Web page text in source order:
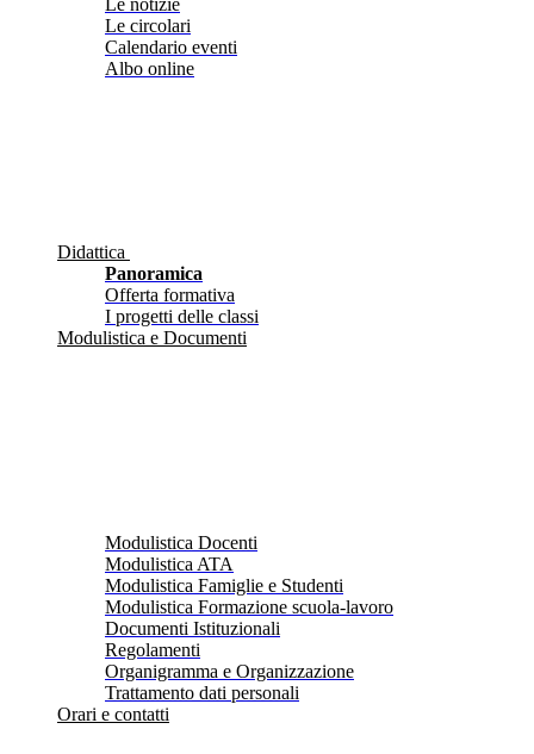
Le notizie
Le circolari
Calendario eventi
Albo online
Didattica
Panoramica
Offerta formativa
I progetti delle classi
Modulistica e Documenti
Modulistica Docenti
Modulistica ATA
Modulistica Famiglie e Studenti
Modulistica Formazione scuola-lavoro
Documenti Istituzionali
Regolamenti
Organigramma e Organizzazione
Trattamento dati personali
Orari e contatti